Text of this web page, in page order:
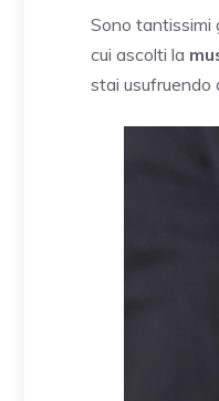
Sono tantissimi
cui ascolti la
stai usufruendo